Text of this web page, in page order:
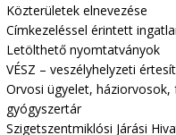
Közterületek elnevezése
Címkezeléssel érintett
Letölthető nyomtatványok
VÉSZ – veszélyhelyzeti
Orvosi ügyelet, háziorvosok,
gyógyszertár
Szigetszentmiklósi Járási